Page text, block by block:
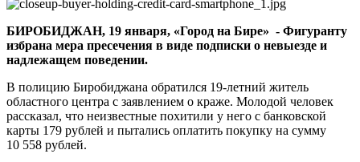
краже
банковской
карты
БИРОБИДЖАН, 19 января, «Город на Бире» - Фигуранту
избрана мера пресечения в виде подписки о невыезде и
надлежащем поведении.
В полицию Биробиджана обратился 19-летний житель
областного центра с заявлением о краже. Молодой человек
рассказал, что неизвестные похитили у него с банковской
карты 179 рублей и пытались оплатить покупку на сумму
10 558 рублей.